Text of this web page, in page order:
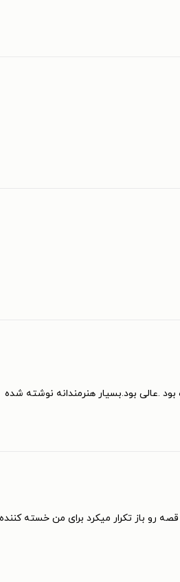
.عالی بود.بسیار هنرمندانه نوشته شده
باز تکرار میکرد برای من خسته